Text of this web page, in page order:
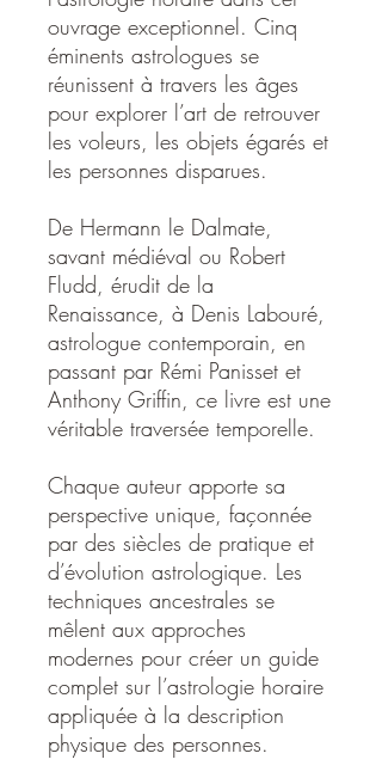
ouvrage exceptionnel. Cinq
éminents astrologues se
réunissent à travers les âges
pour explorer l’art de retrouver
les voleurs, les objets égarés et
les personnes disparues.
De Hermann le Dalmate,
savant médiéval ou Robert
Fludd, érudit de la
Renaissance, à Denis Labouré,
astrologue contemporain, en
passant par Rémi Panisset et
Anthony Griffin, ce livre est une
véritable traversée temporelle.
Chaque auteur apporte sa
perspective unique, façonnée
par des siècles de pratique et
d’évolution astrologique. Les
techniques ancestrales se
mêlent aux approches
modernes pour créer un guide
complet sur l’astrologie horaire
appliquée à la description
physique des personnes.